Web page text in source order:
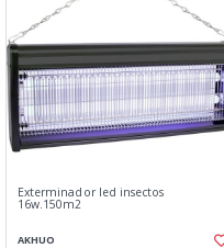
Exterminador led insectos
16w.150m2
AKHUO